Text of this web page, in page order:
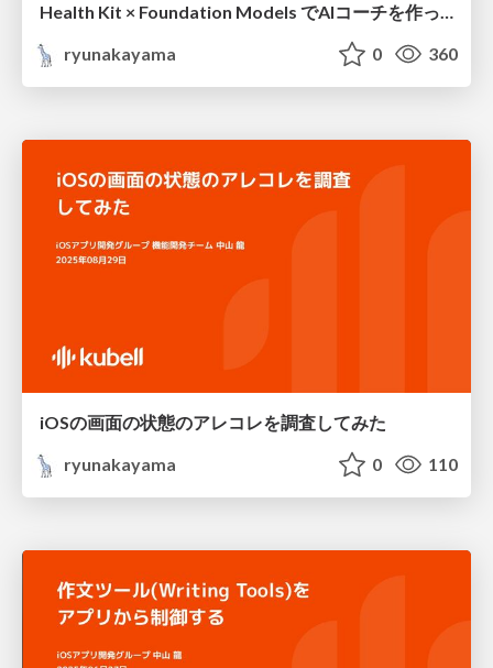
Health Kit × Foundation Models でAIコーチを作ってみた
ryunakayama
0 360
iOSの画面の状態のアレコレを調査してみた
ryunakayama
0 110